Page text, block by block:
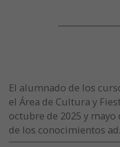
El alumnado de los
el Área de Cultura y
octubre de 2025 y
de los conocimientos